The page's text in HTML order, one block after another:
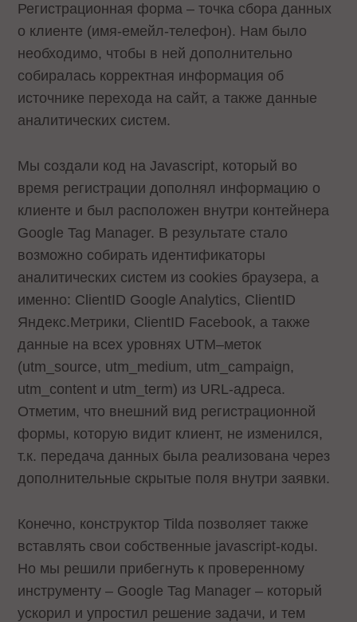
Регистрационная форма – точка сбора данных
о клиенте (имя-емейл-телефон). Нам было
необходимо, чтобы в ней дополнительно
собиралась корректная информация об
источнике перехода на сайт, а также данные
аналитических систем.
Мы создали код на Javascript, который во
время регистрации дополнял информацию о
клиенте и был расположен внутри контейнера
Google Tag Manager. В результате стало
возможно собирать идентификаторы
аналитических систем из cookies браузера, а
именно: ClientID Google Analytics, ClientID
Яндекс.Метрики, ClientID Fаcebook, а также
данные на всех уровнях UTM–меток
(utm_source, utm_medium, utm_campaign,
utm_content и utm_term) из URL-адреса.
Отметим, что внешний вид регистрационной
формы, которую видит клиент, не изменился,
т.к. передача данных была реализована через
дополнительные скрытые поля внутри заявки.
Конечно, конструктор Tilda позволяет также
вставлять свои собственные javascript-коды.
Но мы решили прибегнуть к проверенному
инструменту – Google Tag Manager – который
ускорил и упростил решение задачи, и тем